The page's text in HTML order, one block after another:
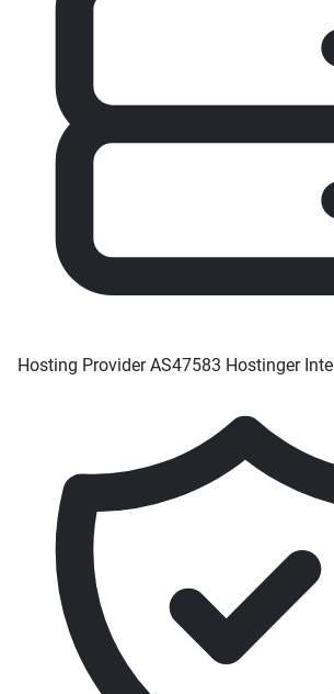
Hosting Provider AS47583 Hostinger